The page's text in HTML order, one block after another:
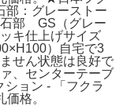
部：グレーストー
部 GS（グレー
キ仕上げサイズ
）自宅で3
せん状態は良好で
、センターテーブ
ョン - 「フクラ
格。